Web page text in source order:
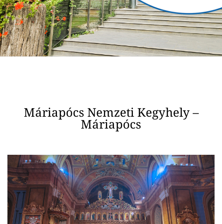
Máriapócs Nemzeti Kegyhely –
Máriapócs